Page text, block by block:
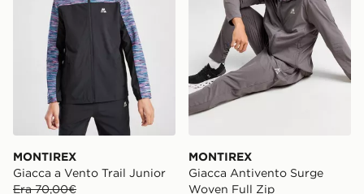
MONTIREX
Giacca a Vento Trail Junior
Era 70,00€
MONTIREX
Giacca Antivento Surge
Woven Full Zip